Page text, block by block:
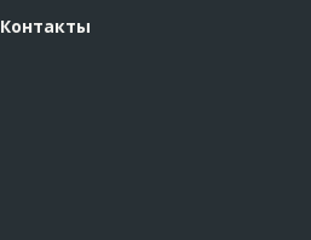
Контакты